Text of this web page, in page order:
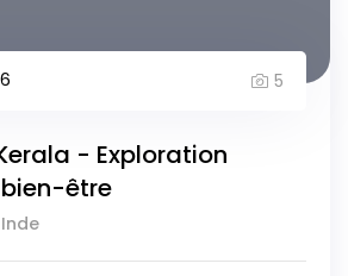
5
- Exploration
être